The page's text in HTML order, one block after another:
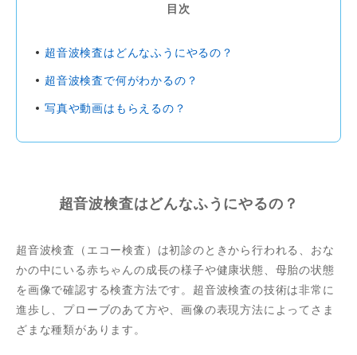
目次
超音波検査はどんなふうにやるの？
超音波検査で何がわかるの？
写真や動画はもらえるの？
超音波検査はどんなふうにやるの？
超音波検査（エコー検査）は初診のときから行われる、おな
かの中にいる赤ちゃんの成長の様子や健康状態、母胎の状態
を画像で確認する検査方法です。超音波検査の技術は非常に
進歩し、プローブのあて方や、画像の表現方法によってさま
ざまな種類があります。